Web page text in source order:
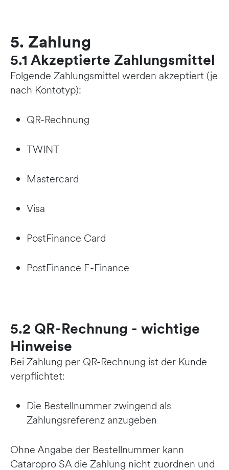
5. Zahlung
5.1 Akzeptierte Zahlungsmittel
Folgende Zahlungsmittel werden akzeptiert (je
nach Kontotyp):
QR-Rechnung
TWINT
Mastercard
Visa
PostFinance Card
PostFinance E-Finance
5.2 QR-Rechnung - wichtige
Hinweise
Bei Zahlung per QR-Rechnung ist der Kunde
verpflichtet:
Die Bestellnummer zwingend als
Zahlungsreferenz anzugeben
Ohne Angabe der Bestellnummer kann
Cataropro SA die Zahlung nicht zuordnen und